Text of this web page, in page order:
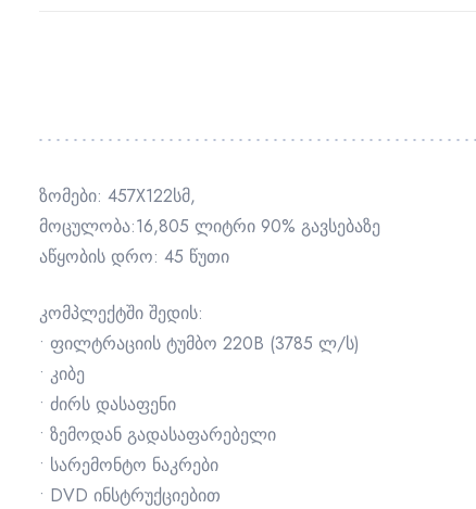
ზომები: 457Х122სმ,
მოცულობა:16,805 ლიტრი 90% გავსებაზე
აწყობის დრო: 45 წუთი
კომპლექტში შედის:
• ფილტრაციის ტუმბო 220В (3785 ლ/ს)
• კიბე
• ძირს დასაფენი
• ზემოდან გადასაფარებელი
• სარემონტო ნაკრები
• DVD ინსტრუქციებით